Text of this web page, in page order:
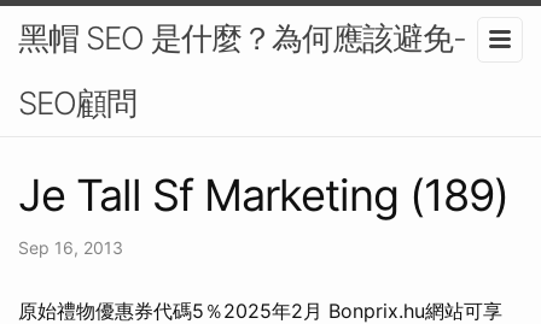
黑帽 SEO 是什麼？為何應該避免-
SEO顧問
Je Tall Sf Marketing (189)
Sep 16, 2013
原始禮物優惠券代碼5％2025年2月 Bonprix.hu網站可享